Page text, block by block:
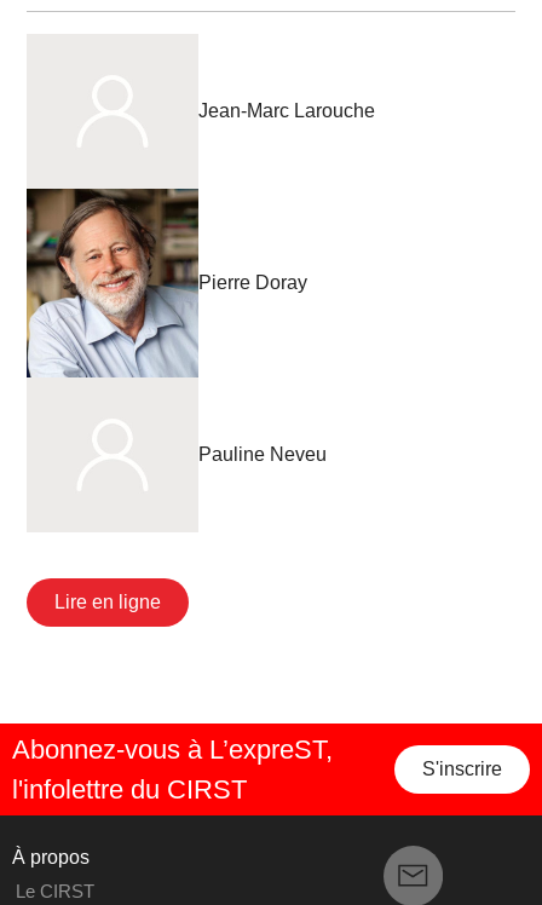
Jean-Marc Larouche
Pierre Doray
Pauline Neveu
Lire en ligne
Abonnez-vous à L’expreST,
l'infolettre du CIRST
S'inscrire
À propos
Le CIRST